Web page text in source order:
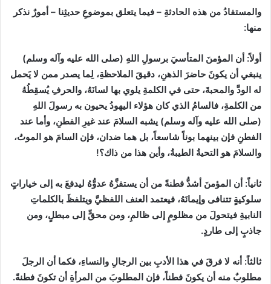
والمستفادُ من هذه الحادثةِ – فيما يتعلق بموضوعِ حديثِنا – أمورٌ نذكر
منها:
أولاً: أن المؤمنَ المتأسيَ برسولِ اللهِ (صلى الله عليه وآله وسلم)
ينبغي أن يكونَ حاضرَ الذهنِ، دقيقَ الملاحظةِ، لِما يصدر ممن لا يَحمل
له الودَّ والمحبةَ، حتى في الكلمةِ يلوي بها لسانَهُ، والحرفِ يُسقِطُهُ
من الكلمةِ، فالسامُ الذي كان هؤلاء اليهودُ يحيون به رسولَ اللهِ
(صلى الله عليه وآله وسلم) يشبه السلامَ عند غيرِ الفطنِ، وأما عند
الفطنِ فإن بينهما بوناً شاسعاً، بل هما ضدان، فإن السامَ هو الموتُ،
والسلامَ هو التحيةُ الطيبةُ، وأين هذا من ذاك؟!
ثانياً: أن المؤمنَ أشدُّ فطنةً من أن يستفزَّهُ عدوُّهُ ليدفعَ به إلى خياراتٍ
سلوكيةٍ تتنافى وإيمانَهُ، فيعتمد العنف اللفظيَّ ويتلفظَ بالكلماتِ
النابيةِ فيتحولَ من مظلومٍ إلى ظالمِ، ومن محقٍّ إلى مبطلٍ، ومن
جاذبٍ إلى طاردٍ.
ثالثاً: أنه لا فرقَ في هذا الأدبِ بين الرجالِ والنساءِ، فكما أن الرجلَ
مطلوبٌ منه أن يكونَ فطناً، فإن المطلوبَ من المرأةِ أن تكونَ فطنةً.